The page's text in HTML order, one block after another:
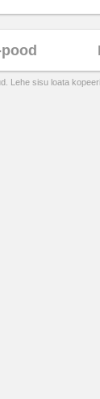
Lehe sisu loata